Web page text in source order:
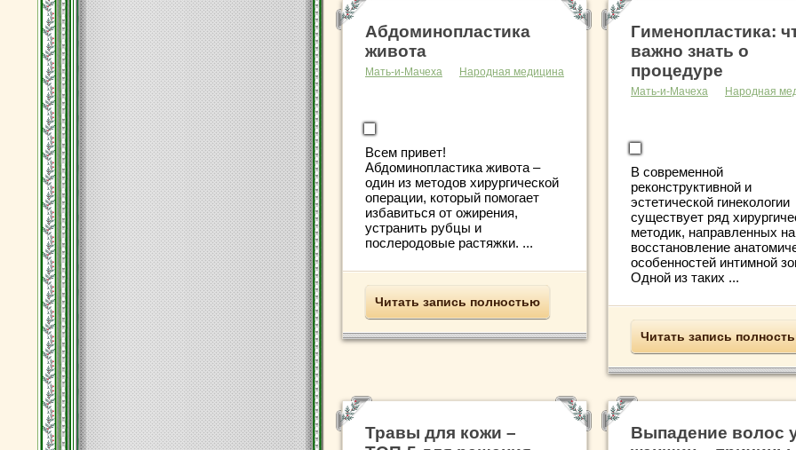
Абдоминопластика
живота
Мать-и-Мачеха Народная медицина
Всем привет!
Абдоминопластика живота –
один из методов хирургической
операции, который помогает
избавиться от ожирения,
устранить рубцы и
послеродовые растяжки. ...
Читать запись полностью
Гименопластика:
важно знать о
процедуре
Мать-и-Мачеха Народная
В современной
реконструктивной и
эстетической гинекологии
существует ряд
методик, направленных на
восстановление
особенностей интимной
Одной из таких ...
Читать запись
Травы для кожи –
Выпадение волос